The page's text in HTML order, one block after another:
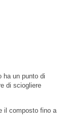
ha un punto di
di sciogliere
il composto fino a